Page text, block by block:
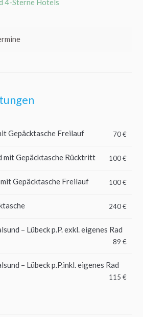
4-Sterne Hotels
Gepäcktasche Freilauf 70 €
mit Gepäcktasche Rücktritt 100 €
Gepäcktasche Freilauf 100 €
240 €
– Lübeck p.P. exkl. eigenes Rad
89 €
– Lübeck p.P.inkl. eigenes Rad
115 €